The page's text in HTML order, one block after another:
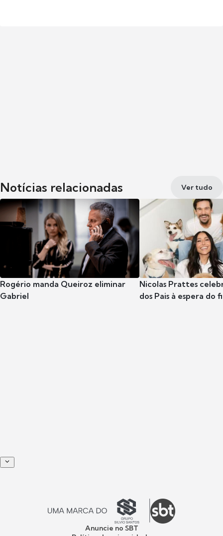
Notícias relacionadas Ver tudo
Rogério manda Queiroz eliminar
Gabriel
Nicolas Prattes
dos Pais à espera do
Anuncie no SBT